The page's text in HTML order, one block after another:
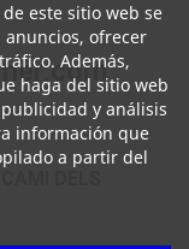
DELS
este sitio web se
ofrecer
Además,
haga del sitio web
y análisis
información que
a partir del